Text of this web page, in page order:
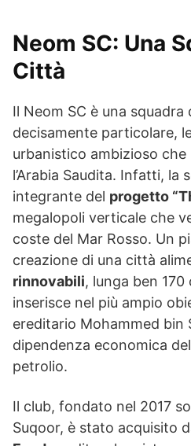
Neom SC: Una
Città
Il Neom SC è una squadra
decisamente particolare,
urbanistico ambizioso
l’Arabia Saudita. Infatti, la
integrante del progetto
megalopoli verticale che
coste del Mar Rosso. Un
creazione di una città
rinnovabili, lunga ben
inserisce nel più ampio
ereditario Mohammed bin
dipendenza economica
petrolio.
Il club, fondato nel 2017
Suqoor, è stato acquisito